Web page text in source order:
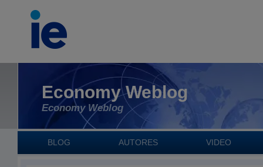
Economy Weblog
Economy Weblog
BLOG AUTORES VIDEO